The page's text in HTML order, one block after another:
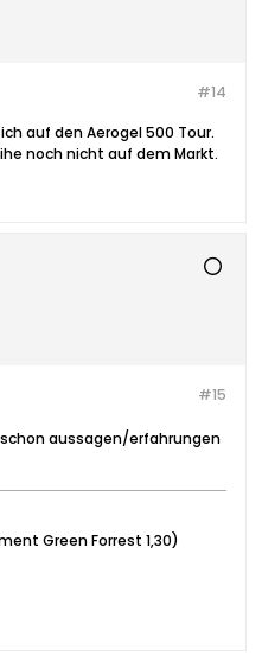
#14
auf den Aerogel 500 Tour.
noch nicht auf dem Markt.
#15
aussagen/erfahrungen
Green Forrest 1,30)